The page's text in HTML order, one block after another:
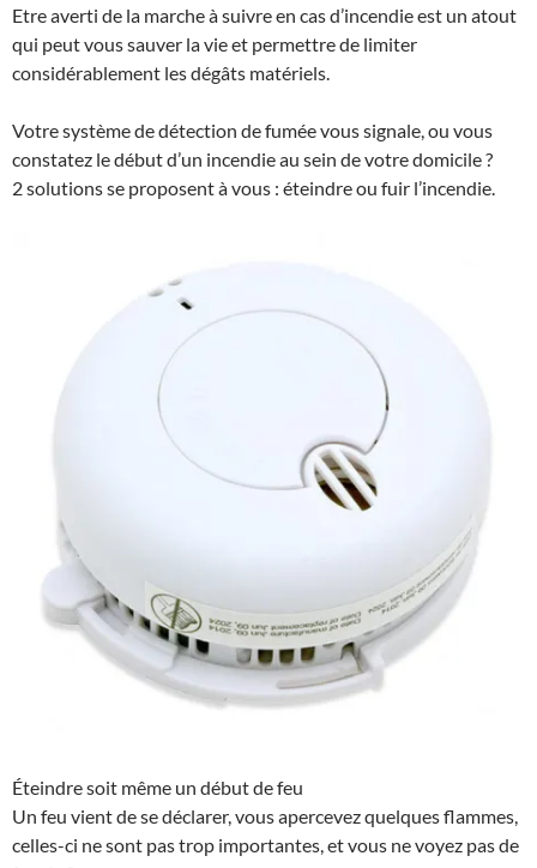
Etre averti de la marche à suivre en cas d’incendie est un atout
qui peut vous sauver la vie et permettre de limiter
considérablement les dégâts matériels.
Votre système de détection de fumée vous signale, ou vous
constatez le début d’un incendie au sein de votre domicile ?
2 solutions se proposent à vous : éteindre ou fuir l’incendie.
Éteindre soit même un début de feu
Un feu vient de se déclarer, vous apercevez quelques flammes,
celles-ci ne sont pas trop importantes, et vous ne voyez pas de